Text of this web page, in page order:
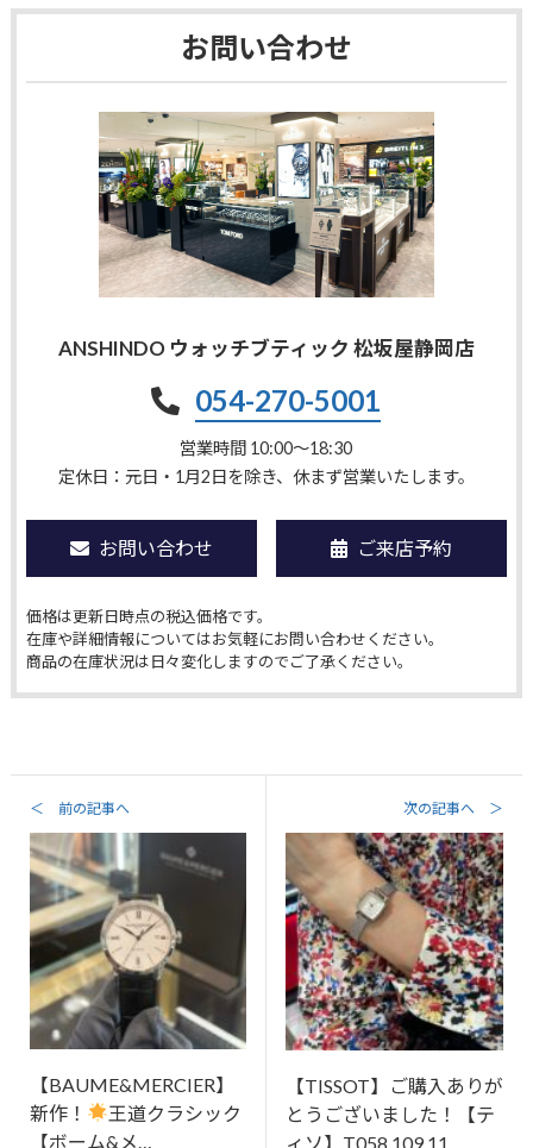
お問い合わせ
ANSHINDO ウォッチブティック 松坂屋静岡店
054-270-5001
営業時間 10:00〜18:30
定休日：元日・1月2日を除き、休まず営業いたします。
お問い合わせ ご来店予約
価格は更新日時点の税込価格です。
在庫や詳細情報についてはお気軽にお問い合わせください。
商品の在庫状況は日々変化しますのでご了承ください。
＜ 前の記事へ
【BAUME&MERCIER】
新作！
王道クラシック
【ボーム&メ…
次の記事へ ＞
【TISSOT】ご購入ありが
とうございました！【テ
ィソ】T058.109.11.…